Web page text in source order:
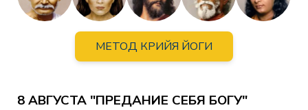
МЕТОД КРИЙЯ ЙОГИ
8 АВГУСТА "ПРЕДАНИЕ СЕБЯ БОГУ"